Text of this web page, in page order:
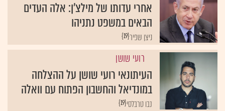
אחרי עדותו של מילצ'ן: אלה העדים
הבאים במשפט נתניהו
{19}ניצן שפיר
רועי שושן
העיתונאי רועי שושן על ההצלחה
במונדיאל והחשבון הפתוח עם וואלה
{19}נבו טרבלסי